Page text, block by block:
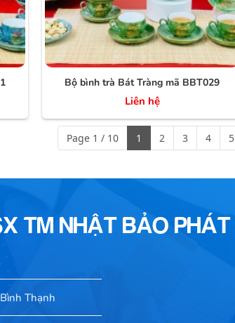
Bộ bình trà Bát Tràng mã BBT029
Liên hệ
Page 1 / 10 1 2 3 4 5
TM NHẬT BẢO PHÁT
Thạnh